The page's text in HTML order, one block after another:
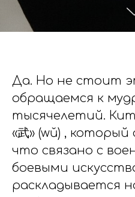
Да. Но не стоит
обращаемся к
тысячелетий.
«武» (wǔ) ,
что связано с
боевыми
раскладывается